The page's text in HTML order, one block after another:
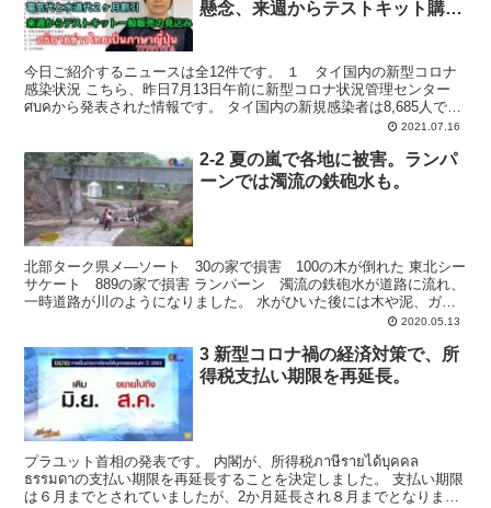
懸念、来週からテストキット購入
今日ご紹介するニュースは全12件です。 １ タイ国内の新型コロナ
感染状況 こちら、昨日7月13日午前に新型コロナ状況管理センター
ศบคから発表された情報です。 タイ国内の新規感染者は8,685人で、
2021.07.16
2-2 夏の嵐で各地に被害。ランパ
ーンでは濁流の鉄砲水も。
北部ターク県メ―ソート 30の家で損害 100の木が倒れた 東北シー
サケート 889の家で損害 ランパーン 濁流の鉄砲水が道路に流れ、
一時道路が川のようになりました。 水がひいた後には木や泥、ガー
2020.05.13
3 新型コロナ禍の経済対策で、所
得税支払い期限を再延長。
プラユット首相の発表です。 内閣が、所得税ภาษีรายได้บุคคล
ธรรมดาの支払い期限を再延長することを決定しました。 支払い期限
は６月までとされていましたが、2か月延長され８月までとなりま